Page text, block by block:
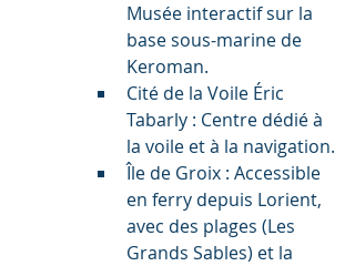
Musée interactif sur la
base sous-marine de
Keroman.
Cité de la Voile Éric
Tabarly : Centre dédié à
la voile et à la navigation.
Île de Groix : Accessible
en ferry depuis Lorient,
avec des plages (Les
Grands Sables) et la